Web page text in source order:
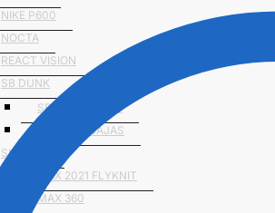
NIKE P600
NOCTA
REACT VISION
SB DUNK
SB DUNK ALTAS
SB DUNK BAJAS
SHOX TL
VAPORMAX 2021 FLYKNIT
VAPORMAX 360